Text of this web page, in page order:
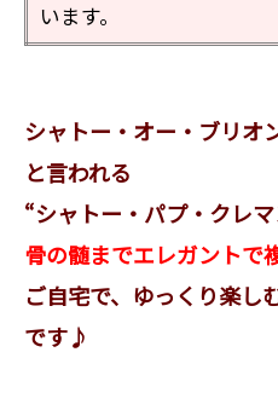
います。
シャトー・オー・ブリオ
と言われる
“シャトー・パプ・クレ
骨の髄までエレガントで
ご自宅で、ゆっくり楽し
です♪